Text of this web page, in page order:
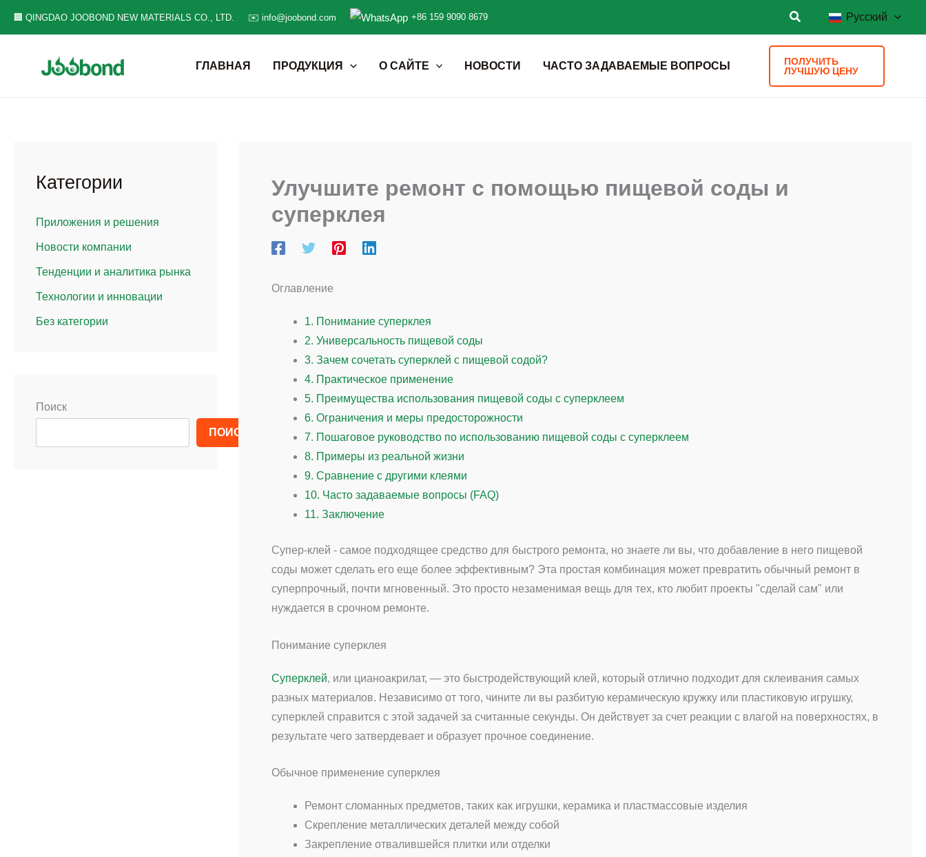
🏢 QINGDAO JOOBOND NEW MATERIALS CO., LTD. ✉️ info@joobond.com +86 159 9090 8679 Русский
ГЛАВНАЯ ПРОДУКЦИЯ О САЙТЕ НОВОСТИ ЧАСТО ЗАДАВАЕМЫЕ ВОПРОСЫ
ПОЛУЧИТЬ
ЛУЧШУЮ ЦЕНУ
Категории
Приложения и решения
Новости компании
Тенденции и аналитика рынка
Технологии и инновации
Без категории
Поиск
ПОИСК
Улучшите ремонт с помощью пищевой соды и
суперклея
Оглавление
1. Понимание суперклея
2. Универсальность пищевой соды
3. Зачем сочетать суперклей с пищевой содой?
4. Практическое применение
5. Преимущества использования пищевой соды с суперклеем
6. Ограничения и меры предосторожности
7. Пошаговое руководство по использованию пищевой соды с суперклеем
8. Примеры из реальной жизни
9. Сравнение с другими клеями
10. Часто задаваемые вопросы (FAQ)
11. Заключение
Супер-клей - самое подходящее средство для быстрого ремонта, но знаете ли вы, что добавление в него пищевой
соды может сделать его еще более эффективным? Эта простая комбинация может превратить обычный ремонт в
суперпрочный, почти мгновенный. Это просто незаменимая вещь для тех, кто любит проекты "сделай сам" или
нуждается в срочном ремонте.
Понимание суперклея
Суперклей, или цианоакрилат, — это быстродействующий клей, который отлично подходит для склеивания самых
разных материалов. Независимо от того, чините ли вы разбитую керамическую кружку или пластиковую игрушку,
суперклей справится с этой задачей за считанные секунды. Он действует за счет реакции с влагой на поверхностях, в
результате чего затвердевает и образует прочное соединение.
Обычное применение суперклея
Ремонт сломанных предметов, таких как игрушки, керамика и пластмассовые изделия
Скрепление металлических деталей между собой
Закрепление отвалившейся плитки или отделки